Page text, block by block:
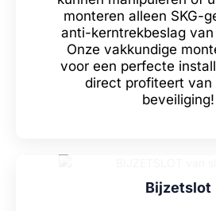
monteren alleen SKG-
anti-kerntrekbeslag
Onze vakkundige
voor een perfecte
direct profiteert van
beveiliging!
Bijzetslot